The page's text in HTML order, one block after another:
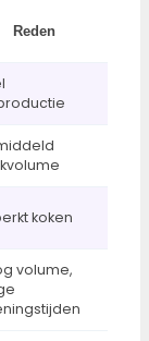
Reden
koken
volume,